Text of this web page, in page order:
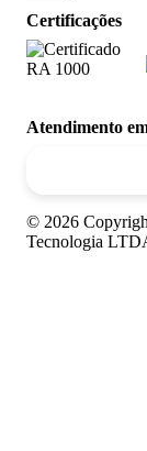
Certificações
Atendimento
© 2026
Tecnologia